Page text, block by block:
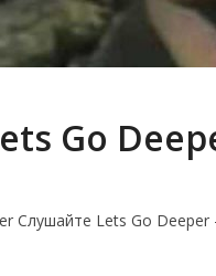
Go
Слушайте Lets Go